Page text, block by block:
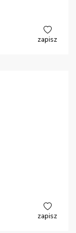
zapisz
zapisz